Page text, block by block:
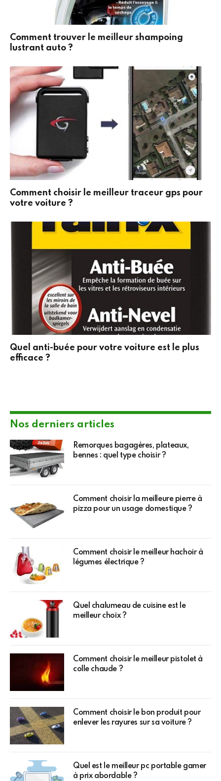
Comment trouver le meilleur shampoing
lustrant auto ?
Comment choisir le meilleur traceur gps pour
votre voiture ?
Quel anti-buée pour votre voiture est le plus
efficace ?
Nos derniers articles
Remorques bagagères, plateaux,
bennes : quel type choisir ?
Comment choisir la meilleure pierre à
pizza pour un usage domestique ?
Comment choisir le meilleur hachoir à
légumes électrique ?
Quel chalumeau de cuisine est le
meilleur choix ?
Comment choisir le meilleur pistolet à
colle chaude ?
Comment choisir le bon produit pour
enlever les rayures sur sa voiture ?
Quel est le meilleur pc portable gamer
à prix abordable ?